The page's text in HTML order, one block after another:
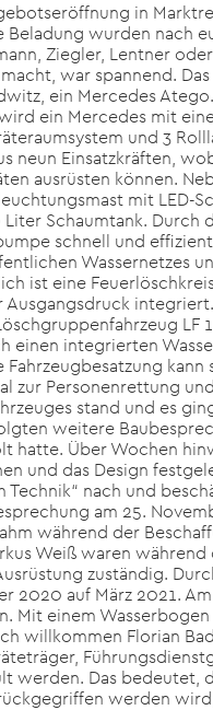
in
Beladung wurden nach
Ziegler, Lentner
war spannend.
ein Mercedes
ein Mercedes mit
und 3
neun Einsatzkräften,
ausrüsten können.
mit LED-
Schaumtank. Durch
schnell und
Wassernetzes
ist eine
LF
einen integrierten
kann
zur Personenrettung
stand und es
weitere
hatte. Über Wochen
und das Design
Technik“ nach und
am 25.
während der
Weiß waren während
zuständig.
2020 auf März 2021.
Mit einem
willkommen Florian
werden. Das bedeutet,
werden